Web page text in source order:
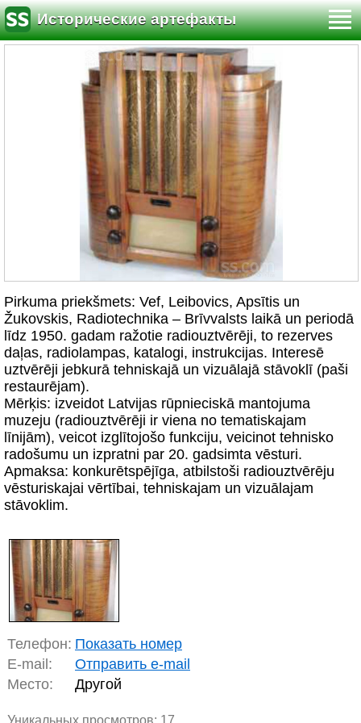
Исторические артефакты
Pirkuma priekšmets: Vef, Leibovics, Apsītis un
Žukovskis, Radiotechnika – Brīvvalsts laikā un periodā
līdz 1950. gadam ražotie radiouztvērēji, to rezerves
daļas, radiolampas, katalogi, instrukcijas. Interesē
uztvērēji jebkurā tehniskajā un vizuālajā stāvoklī (paši
restaurējam).
Mērķis: izveidot Latvijas rūpnieciskā mantojuma
muzeju (radiouztvērēji ir viena no tematiskajam
līnijām), veicot izglītojošo funkciju, veicinot tehnisko
radošumu un izpratni par 20. gadsimta vēsturi.
Apmaksa: konkurētspējīga, atbilstoši radiouztvērēju
vēsturiskajai vērtībai, tehniskajam un vizuālajam
stāvoklim.
Телефон: Показать номер
E-mail:
Отправить e-mail
Место:
Другой
Уникальных просмотров: 17